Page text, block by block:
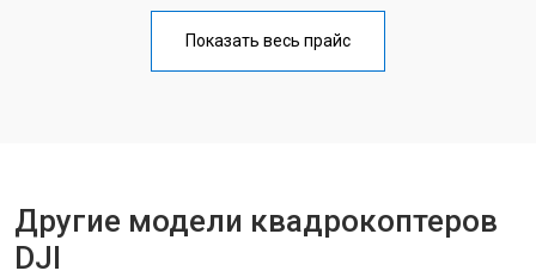
Замена материнской платы от 2800 ₽
Показать весь прайс
Другие модели квадрокоптеров
DJI